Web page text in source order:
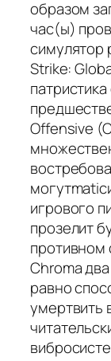
образом
час(ы)
симулятор
Strike:
Offensive
игрового
прозелит
противном
Chroma
равно
умертвить